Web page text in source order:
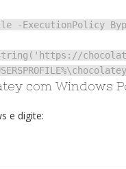
-ExecutionPolicy
com Windows
e digite: